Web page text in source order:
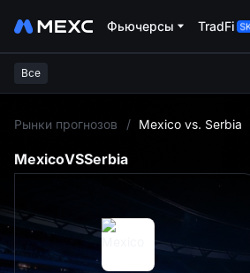
Фьючерсы TradFi
Все
Рынки прогнозов / Mexico vs. Serbia
MexicoVSSerbia